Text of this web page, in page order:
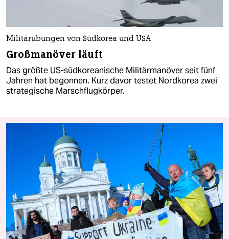
Militärübungen von Südkorea und USA
Großmanöver läuft
Das größte US-südkoreanische Militärmanöver seit fünf
Jahren hat begonnen. Kurz davor testet Nordkorea zwei
strategische Marschflugkörper.